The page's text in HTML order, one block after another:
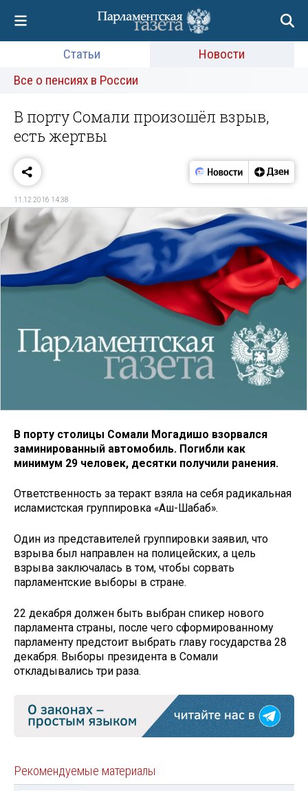
Статьи
Новости
Все о пенсиях в России
В порту Сомали произошёл взрыв,
есть жертвы
11.12.2016 14:38
В порту столицы Сомали Могадишо взорвался
заминированный автомобиль. Погибли как
минимум 29 человек, десятки получили ранения.
Ответственность за теракт взяла на себя радикальная
исламистская группировка «Аш-Шабаб».
Один из представителей группировки заявил, что
взрыва был направлен на полицейских, а цель
взрыва заключалась в том, чтобы сорвать
парламентские выборы в стране.
22 декабря должен быть выбран спикер нового
парламента страны, после чего сформированному
парламенту предстоит выбрать главу государства 28
декабря. Выборы президента в Сомали
откладывались три раза.
Рекомендуемые материалы